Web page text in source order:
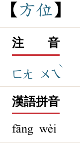
方位
注 音
ㄈㄤ ㄨㄟ
ˋ
漢語拼音
fāng wèi